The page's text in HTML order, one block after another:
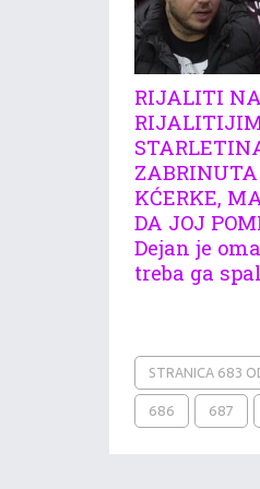
RIJALITI
ZABRINUTA
KĆERKE,
DA JOJ
Dejan je
treba ga
* Svaki dan
STRANICA 683
686
687